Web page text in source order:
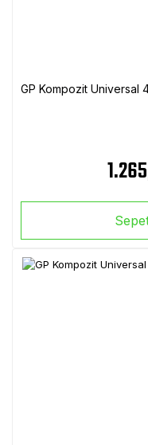
GP Kompozit Universal